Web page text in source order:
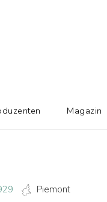
Piemont
Magazin